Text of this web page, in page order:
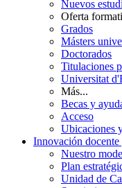
Nuevos
Oferta
Grados
Másters
Doctorados
Titulaciones
Universitat
Más...
Becas y
Acceso
Ubicaciones
Innovación docente
Nuestro
Plan
Unidad de